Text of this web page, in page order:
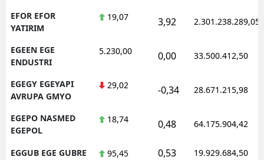
EFOR EFOR
YATIRIM
19,07 3,92 2.301.238.289,05
EGEEN EGE
ENDUSTRI
5.230,00 0,00 33.500.412,50
EGEGY EGEYAPI
AVRUPA GMYO
29,02 -0,34 28.671.215,98
EGEPO NASMED
EGEPOL
18,74 0,48 64.175.904,42
EGGUB EGE GUBRE 95,45 0,53 19.929.684,50